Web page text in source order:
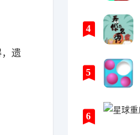
遗
4
5
6